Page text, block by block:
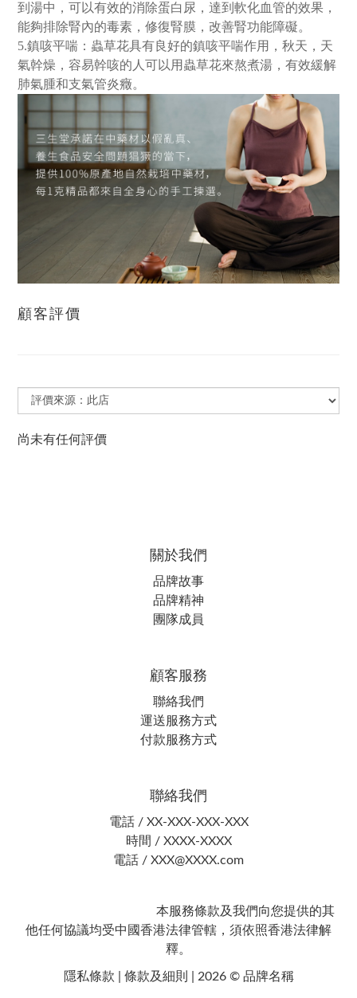
到湯中，可以有效的消除蛋白尿，達到軟化血管的效果，
能夠排除腎內的毒素，修復腎膜，改善腎功能障礙。
5.鎮咳平喘： 蟲草花具有良好的鎮咳平喘作用，秋天，天
氣幹燥，容易幹咳的人可以用蟲草花來熬煮湯，有效緩解
肺氣腫和支氣管炎癥。
顧客評價
尚未有任何評價
關於我們
品牌故事
品牌精神
團隊成員
顧客服務
聯絡我們
運送服務方式
付款服務方式
聯絡我們
電話 / XX-XXX-XXX-XXX
時間 / XXXX-XXXX
電話 / XXX@XXXX.com
本服務條款及我們向您提供的其
他任何協議均受中國香港法律管轄，須依照香港法律解
釋。
隱私條款 | 條款及細則 | 2026 © 品牌名稱